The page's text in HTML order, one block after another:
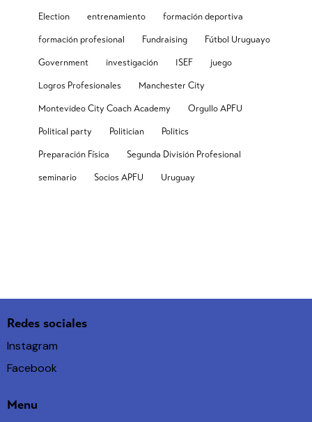
Election entrenamiento formación deportiva
formación profesional Fundraising Fútbol Uruguayo
Government investigación ISEF juego
Logros Profesionales Manchester City
Montevideo City Coach Academy Orgullo APFU
Political party Politician Politics
Preparación Física Segunda División Profesional
seminario Socios APFU Uruguay
Redes sociales
Instagram
Facebook
Menu